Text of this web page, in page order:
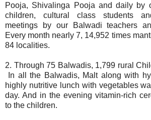
Pooja, Shivalinga Pooja and daily by
children, cultural class students
meetings by our Balwadi teachers
Every month nearly 7, 14,952 times
84 localities.
2. Through 75 Balwadis, 1,799 rural
In all the Balwadis, Malt along with
highly nutritive lunch with vegetables
day. And in the evening vitamin-rich
to the children.